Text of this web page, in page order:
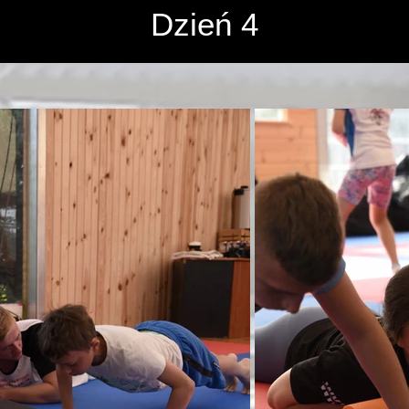
i zwiedzanie - 23-
Dzień 4